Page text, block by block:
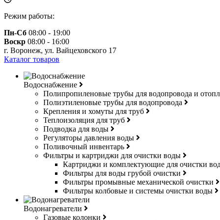
Режим работы:
Пн-Сб 08:00 - 19:00
Воскр 08:00 - 16:00
г. Воронеж, ул. Вайцеховского 17
Каталог товаров
Водоснабжение
Полипропиленовые трубы для водопровода и
Полиэтиленовые трубы для водопровода
Крепления и хомуты для труб
Теплоизоляция для труб
Подводка для воды
Регуляторы давления воды
Поливочный инвентарь
Фильтры и картриджи для очистки воды
Картриджи и комплектующие для очистки
Фильтры для воды грубой очистки
Фильтры промывные механической очистки
Фильтры колбовые и системы очистки воды
Водонагреватели
Газовые колонки